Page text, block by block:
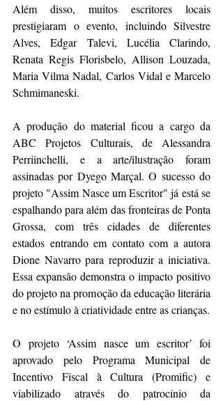
Além disso, muitos escritores locais
prestigiaram o evento, incluindo Silvestre
Alves, Edgar Talevi, Lucélia Clarindo,
Renata Regis Florisbelo, Allison Louzada,
Maria Vilma Nadal, Carlos Vidal e Marcelo
Schmimaneski.
A produção do material ficou a cargo da
ABC Projetos Culturais, de Alessandra
Perriinchelli, e a arte/ilustração foram
assinadas por Dyego Marçal. O sucesso do
projeto "Assim Nasce um Escritor" já está se
espalhando para além das fronteiras de Ponta
Grossa, com três cidades de diferentes
estados entrando em contato com a autora
Dione Navarro para reproduzir a iniciativa.
Essa expansão demonstra o impacto positivo
do projeto na promoção da educação literária
e no estímulo à criatividade entre as crianças.
O projeto ‘Assim nasce um escritor’ foi
aprovado pelo Programa Municipal de
Incentivo Fiscal à Cultura (Promific) e
viabilizado através do patrocínio da